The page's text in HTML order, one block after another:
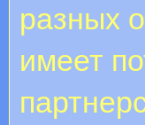
разных
имеет